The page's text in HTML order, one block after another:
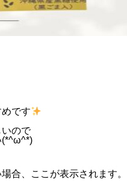
です
ので
(*^ω^*)
合、ここが表示されます。